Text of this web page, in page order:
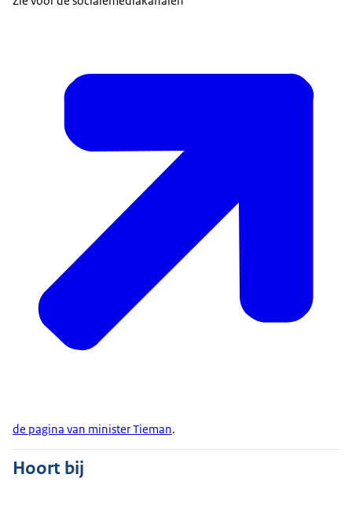
de pagina van minister Tieman.
Hoort bij